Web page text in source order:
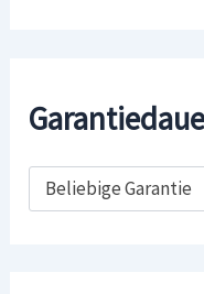
Beliebige Garantie